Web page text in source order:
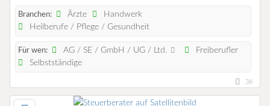
Branchen: Ärzte
Handwerk
Heilberufe / Pflege / Gesundheit
Für wen: AG / SE / GmbH / UG / Ltd.
Freiberufler
Selbstständige
36